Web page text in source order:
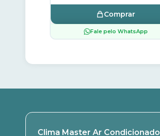
Comprar
Fale pelo WhatsApp
Clima Master Ar Condicionado